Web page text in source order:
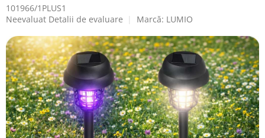
101966/1PLUS1
Evaluarea
a
produsului
este
0.0
din
5
stele.
Neevaluat Detalii de evaluare Marcă: LUMIO